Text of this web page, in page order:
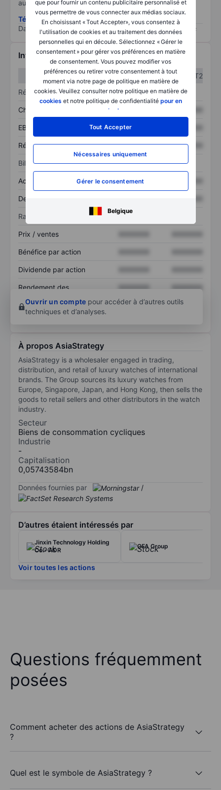
que pour fournir un contenu publicitaire personnalisé et
vous permettre de vous connecter aux médias sociaux.
En choisissant « Tout Accepter», vous consentez à
l'utilisation de cookies et au traitement des données
personnelles qui en découle. Sélectionnez « Gérer le
consentement » pour gérer vos préférences en matière
de consentement. Vous pouvez modifier vos
préférences ou retirer votre consentement à tout
moment via notre page de politique en matière de
cookies. Veuillez consulter notre politique en matière de
cookies et notre politique de confidentialité pour en
savoir plus
Tout Accepter
Nécessaires uniquement
Gérer le consentement
Belgique
au risque le plus élevé).
Télécharger la méthodologie ESG (en anglais)
Data provided by
Informations financières
T1
T2
Résultats
Chiffre d’affaires XXXXXXX
EBITDA XXXXXXX
Résultat net XXXXXXX XXXXXXX
Bilan
Actif total XXXXXXX
Dette totale
Ratios
Prix / ventes
Bénéfice par action
Dividende par action
Rendement des
XXXXXXX
XXXXXXX
Ouvrir un compte pour accéder à d’autres outils
techniques et d’analyses.
À propos AsiaStrategy
AsiaStrategy is a wholesaler engaged in trading,
distribution, and retail of luxury watches of international
brands. The Group sources its luxury watches from
Europe, Singapore, Japan, and Hong Kong, then sells the
goods to retail sellers and other distributors in the watch
industry.
Secteur
Biens de consommation cycliques
Industrie
-
Capitalisation
0,05743584bn
Données fournies par /
D’autres étaient intéressés par
Jinxin Technology Holding
Co.- ADR
OFA Group
Voir toutes les actions
Questions fréquemment
posées
Comment acheter des actions de AsiaStrategy
?
Quel est le symbole de AsiaStrategy ?